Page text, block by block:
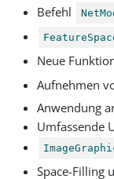
Befehl
Neue
Aufnehmen
Anwendung
Umfassende
Space-Filling